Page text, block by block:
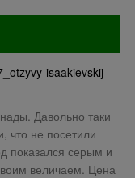
isaakievskij-
Давольно таки
что не посетили
показался серым и
величаем. Цена